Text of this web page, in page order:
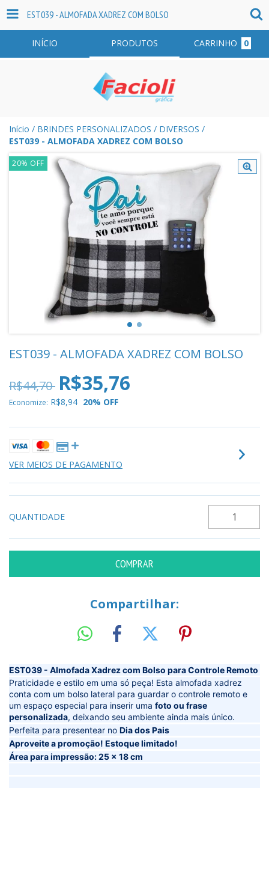
EST039 - ALMOFADA XADREZ COM BOLSO
INÍCIO PRODUTOS CARRINHO 0
Início / BRINDES PERSONALIZADOS / DIVERSOS /
EST039 - ALMOFADA XADREZ COM BOLSO
20% OFF
EST039 - ALMOFADA XADREZ COM BOLSO
R$44,70 R$35,76
Economize: R$8,94 20% OFF
VER MEIOS DE PAGAMENTO
QUANTIDADE
Compartilhar:
EST039 - Almofada Xadrez com Bolso para Controle Remoto
Praticidade e estilo em uma só peça! Esta almofada xadrez
conta com um bolso lateral para guardar o controle remoto e
um espaço especial para inserir uma foto ou frase
personalizada, deixando seu ambiente ainda mais único.
Perfeita para presentear no Dia dos Pais
Aproveite a promoção! Estoque limitado!
Área para impressão: 25 x 18 cm